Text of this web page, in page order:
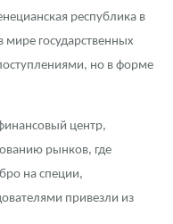
республика в
государственных
но в форме
центр,
рынков, где
на специи,
привезли из